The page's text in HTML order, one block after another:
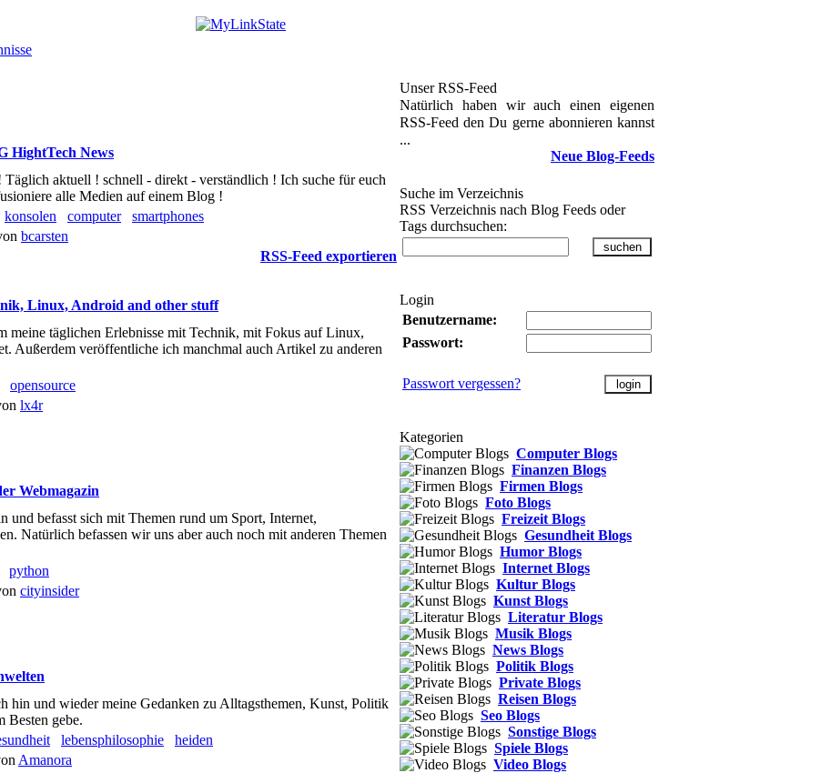
HightTech News
aktuell ! schnell - direkt - verständlich ! Ich suche für euch
alle Medien auf einem Blog !
konsolen computer
smartphones
bcarsten
RSS-Feed exportieren
Linux, Android and other stuff
meine täglichen Erlebnisse mit Technik, mit Fokus auf Linux,
Außerdem veröffentliche ich manchmal auch Artikel zu anderen
opensource
lx4r
Webmagazin
und befasst sich mit Themen rund um Sport, Internet,
Natürlich befassen wir uns aber auch noch mit anderen Themen
python
cityinsider
hin und wieder meine Gedanken zu Alltagsthemen, Kunst, Politik
Besten gebe.
lebensphilosophie
heiden
Amanora
Unser RSS-Feed
Natürlich haben wir auch einen eigenen
RSS-Feed den Du gerne abonnieren kannst
...
Neue Blog-Feeds
Suche im Verzeichnis
RSS Verzeichnis nach Blog Feeds oder
Tags durchsuchen:
Login
Benutzername:
Passwort:
Passwort vergessen?
Kategorien
Computer Blogs
Finanzen Blogs
Firmen Blogs
Foto Blogs
Freizeit Blogs
Gesundheit Blogs
Humor Blogs
Internet Blogs
Kultur Blogs
Kunst Blogs
Literatur Blogs
Musik Blogs
News Blogs
Politik Blogs
Private Blogs
Reisen Blogs
Seo Blogs
Sonstige Blogs
Spiele Blogs
Video Blogs